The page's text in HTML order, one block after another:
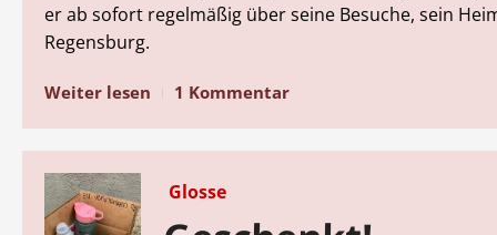
er ab sofort regelmäßig über seine Besuche, sein
Regensburg.
Weiter lesen 1 Kommentar
Glosse